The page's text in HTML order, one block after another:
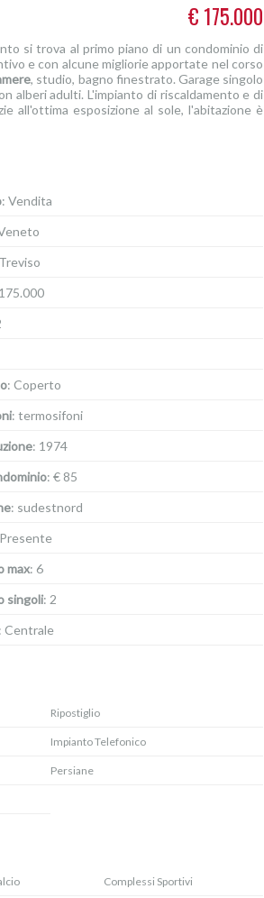
€ 175.000
si trova al primo piano di un condominio di
e con alcune migliorie apportate nel corso
, studio, bagno finestrato. Garage singolo
alberi adulti. L'impianto di riscaldamento e di
all'ottima esposizione al sole, l'abitazione è
: Vendita
: Coperto
: termosifoni
: 1974
: € 85
: sudestnord
max: 6
singoli: 2
: Centrale
Ripostiglio
Impianto Telefonico
Persiane
Complessi Sportivi